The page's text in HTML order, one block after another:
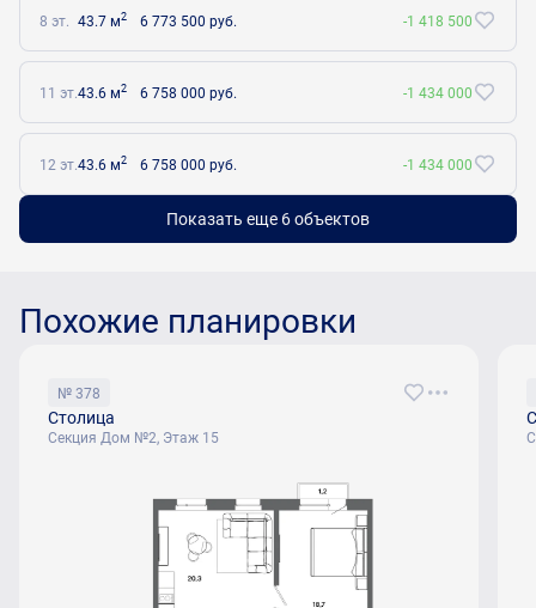
8 эт. 43.7 м2 6 773 500 руб. -1 418 500
11 эт.43.6 м2 6 758 000 руб. -1 434 000
12 эт.43.6 м2 6 758 000 руб. -1 434 000
Показать еще 6 объектов
Похожие планировки
№ 378
Столица
Секция Дом №2, Этаж 15